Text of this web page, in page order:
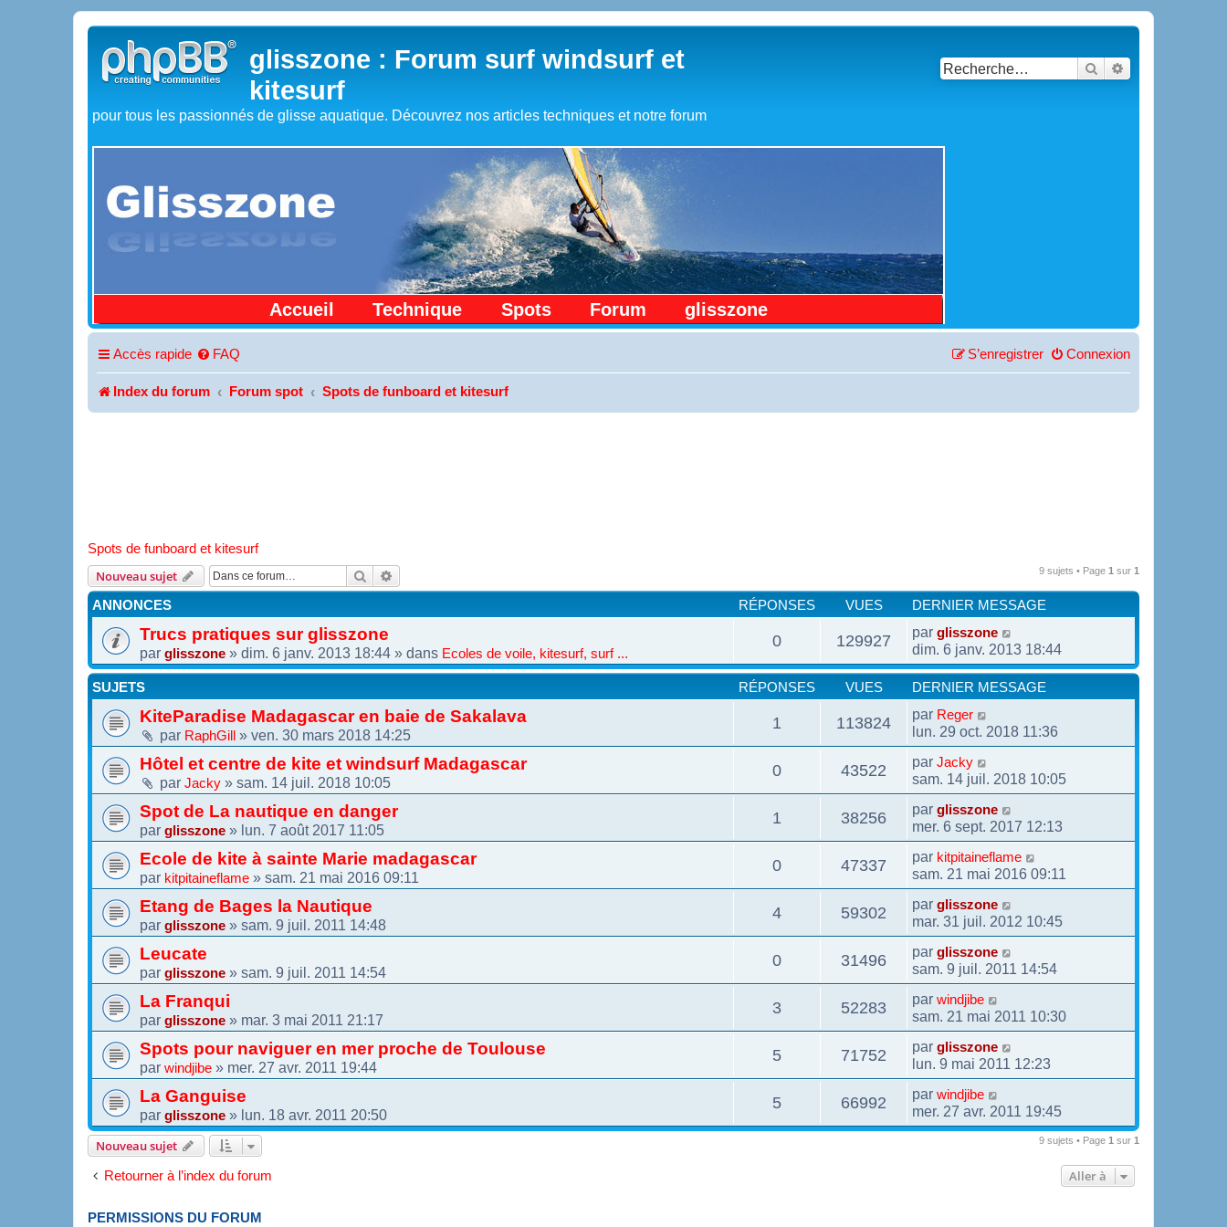
glisszone : Forum surf windsurf et
kitesurf
pour tous les passionnés de glisse aquatique. Découvrez nos articles techniques et notre forum
Accueil Technique Spots Forum glisszone
Rechercher
Accès rapide FAQ Connexion
S’enregistrer
Index du forum Forum spot Spots de funboard et kitesurf
Spots de funboard et kitesurf
Nouveau sujet Rechercher 9 sujets • Page 1 sur 1
ANNONCES RÉPONSES VUES DERNIER MESSAGE
Trucs pratiques sur glisszone
par glisszone » dim. 6 janv. 2013 18:44 » dans Ecoles de voile, kitesurf, surf ...
0 129927 par glisszone
dim. 6 janv. 2013 18:44
SUJETS RÉPONSES VUES DERNIER MESSAGE
KiteParadise Madagascar en baie de Sakalava
par RaphGill » ven. 30 mars 2018 14:25
1 113824 par Reger
lun. 29 oct. 2018 11:36
Hôtel et centre de kite et windsurf Madagascar
par Jacky » sam. 14 juil. 2018 10:05
0 43522 par Jacky
sam. 14 juil. 2018 10:05
Spot de La nautique en danger
par glisszone » lun. 7 août 2017 11:05
1 38256 par glisszone
mer. 6 sept. 2017 12:13
Ecole de kite à sainte Marie madagascar
par kitpitaineflame » sam. 21 mai 2016 09:11
0 47337 par kitpitaineflame
sam. 21 mai 2016 09:11
Etang de Bages la Nautique
par glisszone » sam. 9 juil. 2011 14:48
4 59302 par glisszone
mar. 31 juil. 2012 10:45
Leucate
par glisszone » sam. 9 juil. 2011 14:54
0 31496 par glisszone
sam. 9 juil. 2011 14:54
La Franqui
par glisszone » mar. 3 mai 2011 21:17
3 52283 par windjibe
sam. 21 mai 2011 10:30
Spots pour naviguer en mer proche de Toulouse
par windjibe » mer. 27 avr. 2011 19:44
5 71752 par glisszone
lun. 9 mai 2011 12:23
La Ganguise
par glisszone » lun. 18 avr. 2011 20:50
5 66992 par windjibe
mer. 27 avr. 2011 19:45
Nouveau sujet 9 sujets • Page 1 sur 1
Retourner à l’index du forum Aller à
PERMISSIONS DU FORUM